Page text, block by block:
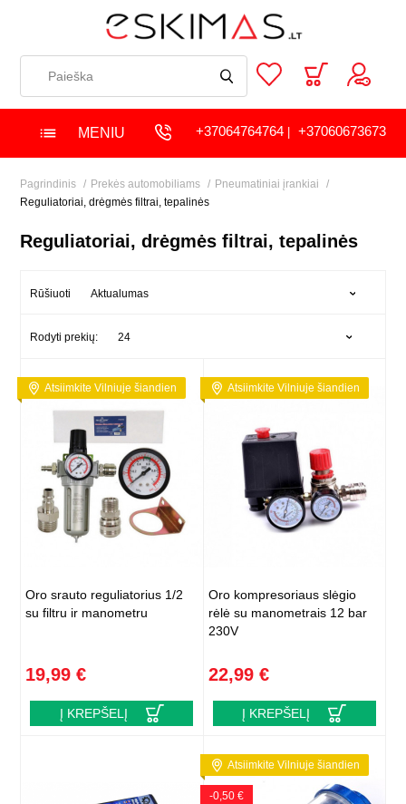
MENIU +37064764764| +37060673673
Pagrindinis Prekės automobiliams
Pneumatiniai įrankiai
Reguliatoriai, drėgmės filtrai, tepalinės
Reguliatoriai, drėgmės filtrai, tepalinės
Rūšiuoti Aktualumas
Rodyti prekių: 24
Atsiimkite Vilniuje šiandien
Oro srauto reguliatorius 1/2
su filtru ir manometru
19,99 €
Į KREPŠELĮ
Atsiimkite Vilniuje šiandien
Oro kompresoriaus slėgio
rėlė su manometrais 12 bar
230V
22,99 €
Į KREPŠELĮ
Atsiimkite Vilniuje šiandien
-0,50 €